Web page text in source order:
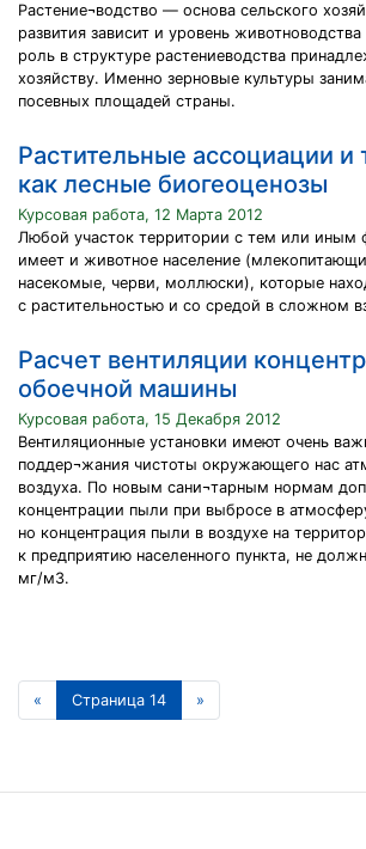
Растение¬водство — основа сельского
развития зависит и уровень
роль в структуре растениеводства
хозяйству. Именно зерновые культуры
посевных площадей страны.
Растительные ассоциации и
как лесные биогеоценозы
Курсовая работа, 12 Марта 2012
Любой участок территории с тем или иным
имеет и животное население
насекомые, черви, моллюски), которые
с растительностью и со средой в сложном
Расчет вентиляции
обоечной машины
Курсовая работа, 15 Декабря 2012
Вентиляционные установки имеют очень
поддер¬жания чистоты окружающего нас
воздуха. По новым сани¬тарным нормам
концентрации пыли при выбросе в
но концентрация пыли в воздухе на
к предприятию населенного пункта, не
мг/м3.
« Страница 14 »